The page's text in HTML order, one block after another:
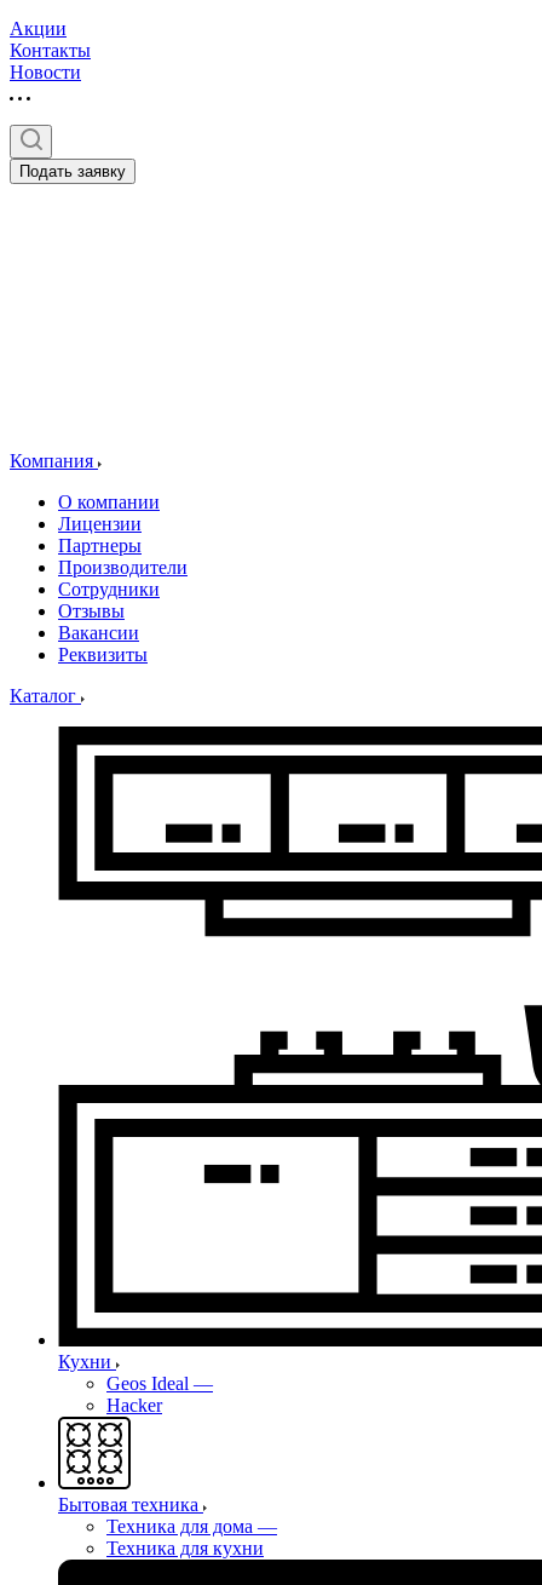
Акции
Контакты
Новости
Подать заявку
Компания
О компании
Лицензии
Партнеры
Производители
Сотрудники
Отзывы
Вакансии
Реквизиты
Каталог
Кухни
Geos Ideal —
Hacker
Бытовая техника
Техника для дома —
Техника для кухни